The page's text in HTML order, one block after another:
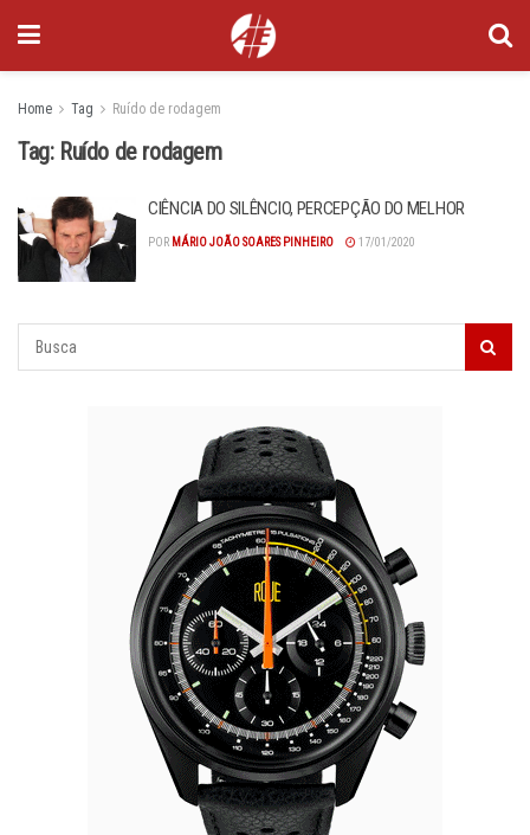
Home Tag Ruído de rodagem
Tag: Ruído de rodagem
CIÊNCIA DO SILÊNCIO, PERCEPÇÃO DO MELHOR
POR MÁRIO JOÃO SOARES PINHEIRO 17/01/2020